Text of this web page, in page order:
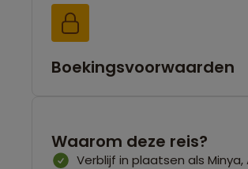
Boekingsvoorwaarden
Waarom deze reis?
Verblijf in plaatsen als